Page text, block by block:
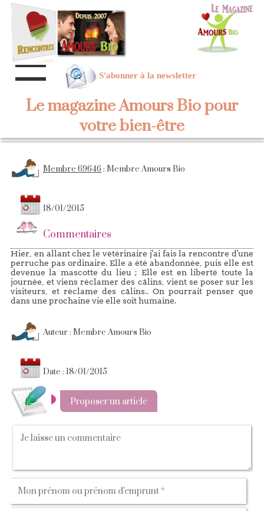
S'abonner à la newsletter
Le magazine Amours Bio pour
votre bien-être
Membre 69646 : Membre Amours Bio
18/01/2015
Commentaires
Hier, en allant chez le vétérinaire j'ai fais la rencontre d'une
perruche pas ordinaire. Elle a été abandonnée, puis elle est
devenue la mascotte du lieu ; Elle est en liberté toute la
journée, et viens réclamer des câlins, vient se poser sur les
visiteurs, et réclame des câlins.. On pourrait penser que
dans une prochaine vie elle soit humaine.
Auteur : Membre Amours Bio
Date : 18/01/2015
Proposer un article